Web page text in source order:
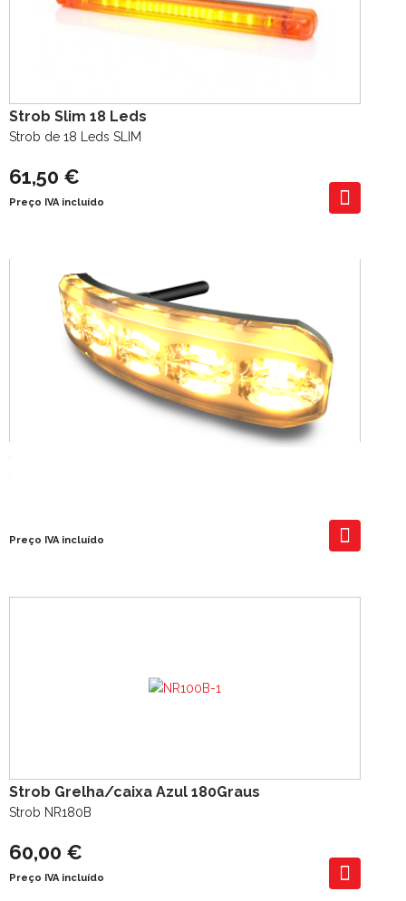
Strob Slim 18 Leds
Strob de 18 Leds SLIM
61,50 €
Preço IVA incluído
Strobe Azul 6x3W 10-30V Flexivel
Strob Slim L 6pcs *3W/ Dual 12pcs 3W
Preço IVA incluído
Strob Grelha/caixa Azul 180Graus
Strob NR180B
60,00 €
Preço IVA incluído